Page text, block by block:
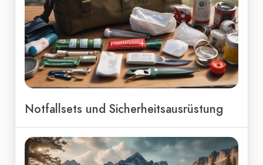
Notfallsets und Sicherheitsausrüstung